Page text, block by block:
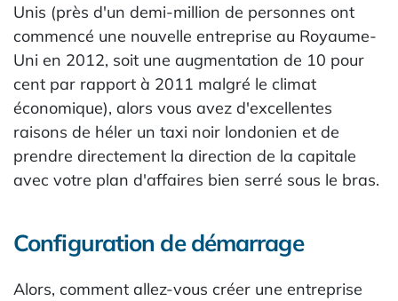
Unis (près d'un demi-million de personnes ont
commencé une nouvelle entreprise au Royaume-
Uni en 2012, soit une augmentation de 10 pour
cent par rapport à 2011 malgré le climat
économique), alors vous avez d'excellentes
raisons de héler un taxi noir londonien et de
prendre directement la direction de la capitale
avec votre plan d'affaires bien serré sous le bras.
Configuration de démarrage
Alors, comment allez-vous créer une entreprise